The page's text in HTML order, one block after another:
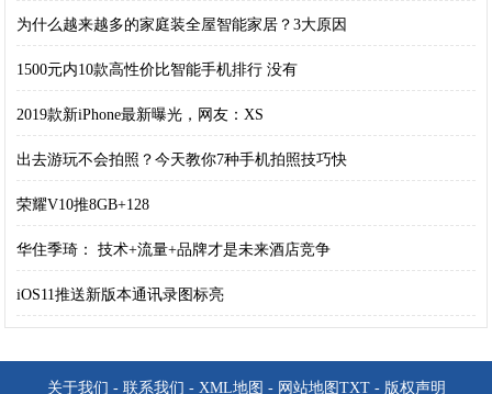
为什么越来越多的家庭装全屋智能家居？3大原因
1500元内10款高性价比智能手机排行 没有
2019款新iPhone最新曝光，网友：XS
出去游玩不会拍照？今天教你7种手机拍照技巧快
荣耀V10推8GB+128
华住季琦： 技术+流量+品牌才是未来酒店竞争
iOS11推送新版本通讯录图标亮
关于我们 - 联系我们 - XML地图 - 网站地图 TXT- 版权声明